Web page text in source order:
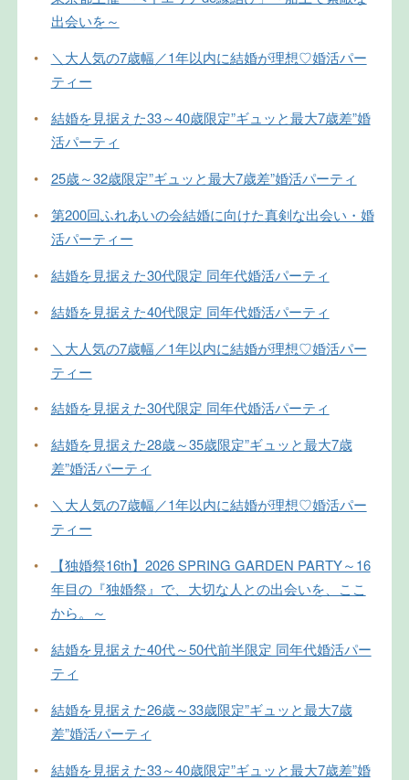
出会いを～
•
＼大人気の7歳幅／1年以内に結婚が理想♡婚活パー
ティー
•
結婚を見据えた33～40歳限定”ギュッと最大7歳差”婚
活パーティ
•
25歳～32歳限定”ギュッと最大7歳差”婚活パーティ
•
第200回ふれあいの会結婚に向けた真剣な出会い・婚
活パーティー
•
結婚を見据えた30代限定 同年代婚活パーティ
•
結婚を見据えた40代限定 同年代婚活パーティ
•
＼大人気の7歳幅／1年以内に結婚が理想♡婚活パー
ティー
•
結婚を見据えた30代限定 同年代婚活パーティ
•
結婚を見据えた28歳～35歳限定”ギュッと最大7歳
差”婚活パーティ
•
＼大人気の7歳幅／1年以内に結婚が理想♡婚活パー
ティー
•
【独婚祭16th】2026 SPRING GARDEN PARTY～16
年目の『独婚祭』で、大切な人との出会いを、ここ
から。～
•
結婚を見据えた40代～50代前半限定 同年代婚活パー
ティ
•
結婚を見据えた26歳～33歳限定”ギュッと最大7歳
差”婚活パーティ
•
結婚を見据えた33～40歳限定”ギュッと最大7歳差”婚